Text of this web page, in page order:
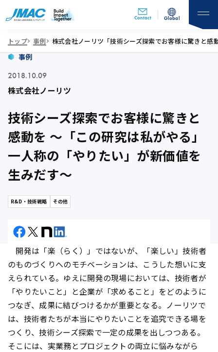
Contact Global
トップ 事例 株式会社ノーリツ「技術シーズ探索でお客様に驚きと
技術シーズ探索でお客様に驚きと
感動を 〜「この研究は私がやる」
一人称の「やりたい」が新価値を
生みだす〜
事例
2018.10.09
株式会社ノーリツ
R&D・技術戦略 その他
開発は「楽（らく）」ではないが、「楽しい」――技術者
のものづくりへのモチベーションは、こうした想いに支
えられている。ゆえに開発の現場においては、技術者が
「やりたいこと」と企業が「求めること」をどのように
つなぎ、成果に結びつけるかが重要となる。ノーリツで
は、技術者たちが本当にやりたいことを追究できる場を
つくり、技術シーズ探索で一定の成果を出しつつある。
そこには、実業務とプロジェクトの両立に悩みながら